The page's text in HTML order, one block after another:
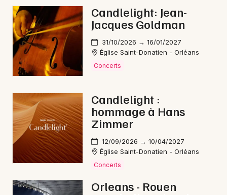
45 - Loiret
Choisir mes départements
Mon email
Je m'abonne
Candlelight: Jean-
Jacques Goldman
31/10/2026 → 16/01/2027
Église Saint-Donatien - Orléans
Concerts
Candlelight :
hommage à Hans
Zimmer
12/09/2026 → 10/04/2027
Église Saint-Donatien - Orléans
Concerts
Orleans - Rouen